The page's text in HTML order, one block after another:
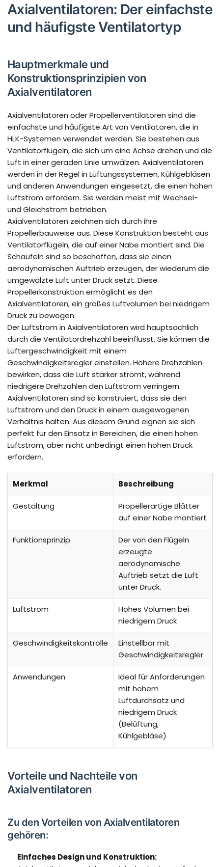
Axialventilatoren: Der einfachste
und häufigste Ventilatortyp
Hauptmerkmale und
Konstruktionsprinzipien von
Axialventilatoren
Axialventilatoren oder Propellerventilatoren sind die
einfachste und häufigste Art von Ventilatoren, die in
HLK-Systemen verwendet werden. Sie bestehen aus
Ventilatorflügeln, die sich um eine Achse drehen und die
Luft in einer geraden Linie umwälzen. Axialventilatoren
werden in der Regel in Lüftungssystemen, Kühlgebläsen
und anderen Anwendungen eingesetzt, die einen hohen
Luftstrom erfordern. Sie werden meist mit Wechsel-
und Gleichstrom betrieben.
Axialventilatoren zeichnen sich durch ihre
Propellerbauweise aus. Diese Konstruktion besteht aus
Ventilatorflügeln, die auf einer Nabe montiert sind. Die
Schaufeln sind so beschaffen, dass sie einen
aerodynamischen Auftrieb erzeugen, der wiederum die
umgewälzte Luft unter Druck setzt. Diese
Propellerkonstruktion ermöglicht es den
Axialventilatoren, ein großes Luftvolumen bei niedrigem
Druck zu bewegen.
Der Luftstrom in Axialventilatoren wird hauptsächlich
durch die Ventilatordrehzahl beeinflusst. Sie können die
Lüftergeschwindigkeit mit einem
Geschwindigkeitsregler einstellen. Höhere Drehzahlen
bewirken, dass die Luft stärker strömt, während
niedrigere Drehzahlen den Luftstrom verringern.
Axialventilatoren sind so konstruiert, dass sie den
Luftstrom und den Druck in einem ausgewogenen
Verhältnis halten. Aus diesem Grund eignen sie sich
perfekt für den Einsatz in Bereichen, die einen hohen
Luftstrom, aber nicht unbedingt einen hohen Druck
erfordern.
Merkmal Beschreibung
Gestaltung
Propellerartige Blätter
auf einer Nabe montiert
Funktionsprinzip
Der von den Flügeln
erzeugte
aerodynamische
Auftrieb setzt die Luft
unter Druck.
Luftstrom
Hohes Volumen bei
niedrigem Druck
Geschwindigkeitskontrolle
Einstellbar mit
Geschwindigkeitsregler
Anwendungen
Ideal für Anforderungen
mit hohem
Luftdurchsatz und
niedrigem Druck
(Belüftung,
Kühlgebläse)
Vorteile und Nachteile von
Axialventilatoren
Zu den Vorteilen von Axialventilatoren
gehören:
Einfaches Design und Konstruktion: